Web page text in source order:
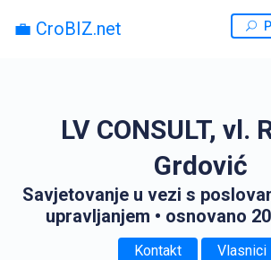
💼 CroBIZ.net
LV CONSULT, vl.
Grdović
Savjetovanje u vezi s
upravljanjem • osnovano
Kontakt Vlasnici